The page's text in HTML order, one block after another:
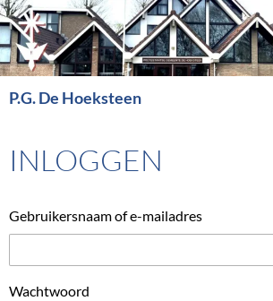
Ga
naar
de
inhoud
P.G. De Hoeksteen
INLOGGEN
Gebruikersnaam of e-mailadres
Wachtwoord